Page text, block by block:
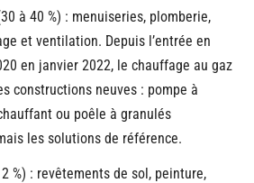
à 40 %) : menuiseries, plomberie,
et ventilation. Depuis l’entrée en
en janvier 2022, le chauffage au gaz
constructions neuves : pompe à
ou poêle à granulés
les solutions de référence.
%) : revêtements de sol, peinture,